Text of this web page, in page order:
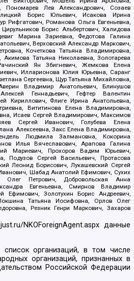
Пономарев Лев Александрович, Созаев
Борис Юльевич, Исакова Ирина
Рифгатович, Романова Ольга Евгеньевна,
Борис Альбертович, Халидова
Марина Зариевна, Федотова Галина
Верховский Александр Маркович,
Кочеткова Татьяна Владимировна,
Акимова Татьяна Николаевна, Золотарева
Ян Збигневич, Жемкова Елена
Илларионова Юлия Юрьевна, Саранг
Сергеевна, Щур Татьяна Михайловна,
Владимир Анатольевич, Блинушов
Геннадьевич, Гефтер Валентин
Кириллович, Флиге Ирина Анатольевна,
Вититинова Елена Владимировна,
Исаев Сергей Владимирович, Максимов
Сергей Иванович, Голубева Елена
Алексеевна, Закс Елена Владимировна,
Людмила Залмановна, Кокорина
Илья Вячеславович, Арапова Галина
Мариевич, Прохоров Вадим Юрьевич,
Подузов Сергей Васильевич, Протасова
Леонид Борисович, Лукашевский Сергей
Шабад Анатолий Ефимович, Сухих
Петрович, Добровольская Анна
Евгеньевна, Смирнов Владимир
Ефимович, Золотухин Борис Андреевич,
Татьяна Иосифовна, Орлов Олег
Резник Генри Маркович, Захаров
NKOForeignAgent.aspxданные
организаций, в том числе
организаций, признанных в
Российской Федерации